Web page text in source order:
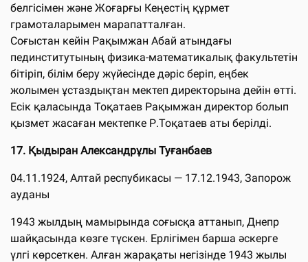
белгiсiмен және Жоғарғы Кеңестiң құрмет
грамоталарымен марапатталған.
Соғыстан кейiн Рақымжан Абай атындағы
пединститутының физика-математикалық факультетiн
бiтiрiп, бiлiм беру жүйесiнде дәрiс берiп, еңбек
жолымен ұстаздықтан мектеп директорына дейiн өттi.
Есiк қаласында Тоқатаев Рақымжан директор болып
қызмет жасаған мектепке Р.Тоқатаев аты берiлдi.
17. Қыдыран Александрұлы Туғанбаев
04.11.1924, Алтай респубикасы — 17.12.1943, Запорож
ауданы
1943 жылдың мамырында соғысқа аттанып, Днепр
шайқасында көзге түскен. Ерлігімен барша әскерге
үлгі көрсеткен. Алған жарақаты негізінде 1943 жылы